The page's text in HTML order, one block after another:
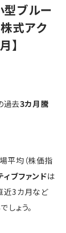
ブルー
式アク
】
過去3カ月騰
平均（株価指
ィブファンドは
近3カ月など
ょう。